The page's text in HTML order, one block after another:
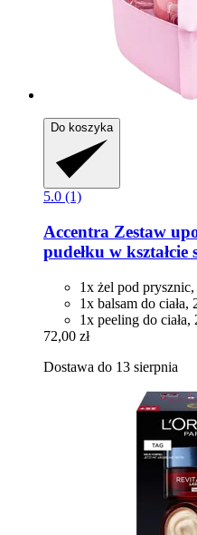
Do koszyka
5.0 (1)
Accentra Zestaw
pudełku w kształcie
1x żel pod
1x balsam do ciała,
1x peeling do ciała,
72,00 zł
Dostawa do 13 sierpnia